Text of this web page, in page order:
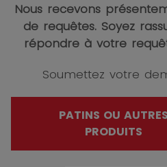
Nous recevons
de requêtes. Soyez
répondre à votre
Soumettez votre
PATINS OU AUTRES
PRODUITS